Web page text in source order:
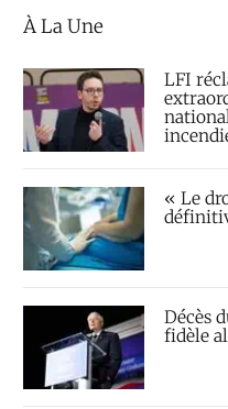
À La Une
LFI
« Le
Décès
fidèle